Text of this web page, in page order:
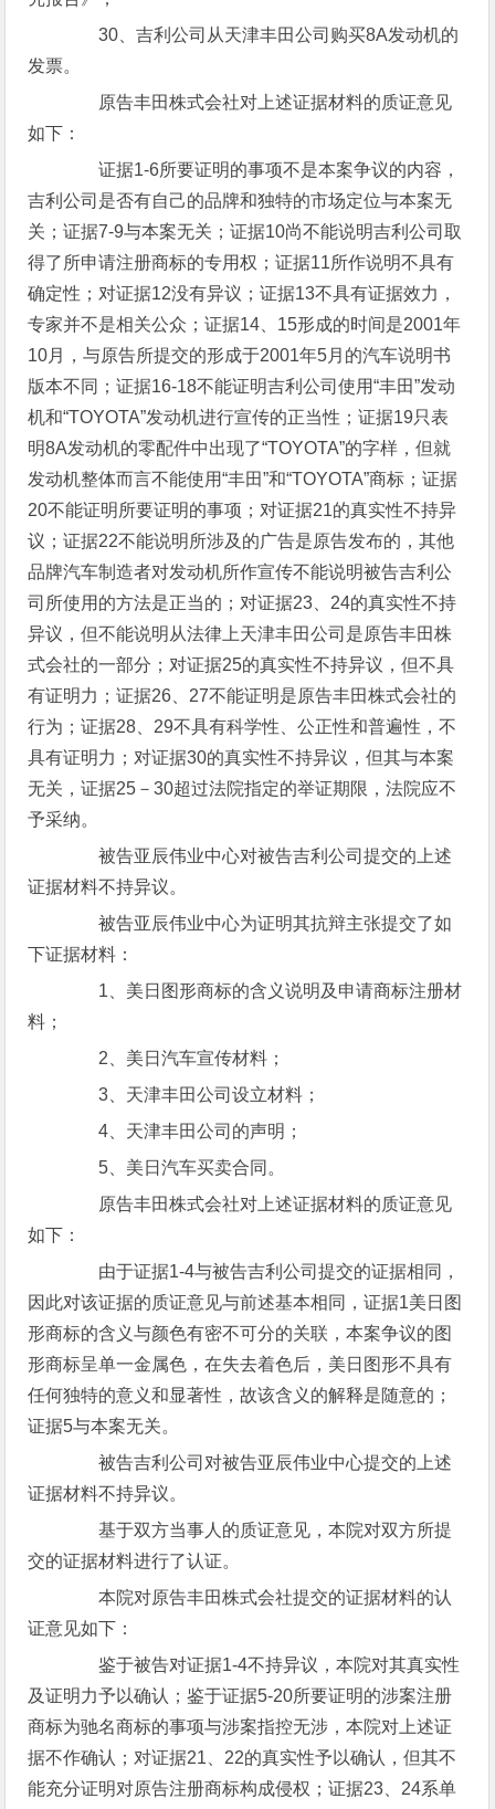
30、吉利公司从天津丰田公司购买8A发动机的
发票。
原告丰田株式会社对上述证据材料的质证意见
如下：
证据1-6所要证明的事项不是本案争议的内容，
吉利公司是否有自己的品牌和独特的市场定位与本案无
关；证据7-9与本案无关；证据10尚不能说明吉利公司取
得了所申请注册商标的专用权；证据11所作说明不具有
确定性；对证据12没有异议；证据13不具有证据效力，
专家并不是相关公众；证据14、15形成的时间是2001年
10月，与原告所提交的形成于2001年5月的汽车说明书
版本不同；证据16-18不能证明吉利公司使用“丰田”发动
机和“TOYOTA”发动机进行宣传的正当性；证据19只表
明8A发动机的零配件中出现了“TOYOTA”的字样，但就
发动机整体而言不能使用“丰田”和“TOYOTA”商标；证据
20不能证明所要证明的事项；对证据21的真实性不持异
议；证据22不能说明所涉及的广告是原告发布的，其他
品牌汽车制造者对发动机所作宣传不能说明被告吉利公
司所使用的方法是正当的；对证据23、24的真实性不持
异议，但不能说明从法律上天津丰田公司是原告丰田株
式会社的一部分；对证据25的真实性不持异议，但不具
有证明力；证据26、27不能证明是原告丰田株式会社的
行为；证据28、29不具有科学性、公正性和普遍性，不
具有证明力；对证据30的真实性不持异议，但其与本案
无关，证据25－30超过法院指定的举证期限，法院应不
予采纳。
被告亚辰伟业中心对被告吉利公司提交的上述
证据材料不持异议。
被告亚辰伟业中心为证明其抗辩主张提交了如
下证据材料：
1、美日图形商标的含义说明及申请商标注册材
料；
2、美日汽车宣传材料；
3、天津丰田公司设立材料；
4、天津丰田公司的声明；
5、美日汽车买卖合同。
原告丰田株式会社对上述证据材料的质证意见
如下：
由于证据1-4与被告吉利公司提交的证据相同，
因此对该证据的质证意见与前述基本相同，证据1美日图
形商标的含义与颜色有密不可分的关联，本案争议的图
形商标呈单一金属色，在失去着色后，美日图形不具有
任何独特的意义和显著性，故该含义的解释是随意的；
证据5与本案无关。
被告吉利公司对被告亚辰伟业中心提交的上述
证据材料不持异议。
基于双方当事人的质证意见，本院对双方所提
交的证据材料进行了认证。
本院对原告丰田株式会社提交的证据材料的认
证意见如下：
鉴于被告对证据1-4不持异议，本院对其真实性
及证明力予以确认；鉴于证据5-20所要证明的涉案注册
商标为驰名商标的事项与涉案指控无涉，本院对上述证
据不作确认；对证据21、22的真实性予以确认，但其不
能充分证明对原告注册商标构成侵权；证据23、24系单